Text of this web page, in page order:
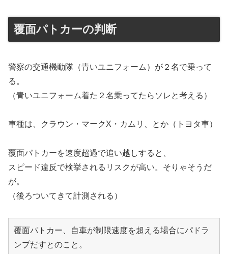
覆面パトカーの判断
警察の交通機動隊（青いユニフォーム）が２名で乗って
る。
（青いユニフォーム着た２名乗ってたらソレと考える）
車種は、クラウン・マークX・カムリ、とか（トヨタ車）
覆面パトカーを速度超過で追い越しすると、
スピード違反で検挙されるリスクが高い。そりゃそうだ
が。
（後ろついてきて計測される）
覆面パトカー、自車が制限速度を超える場合にパドラ
ンプだすとのこと。